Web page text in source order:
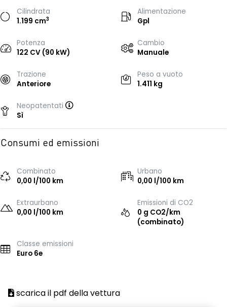
Cilindrata
1.199 cm3
Alimentazione
Gpl
Potenza
122 CV (90 kW)
Cambio
Manuale
Trazione
Anteriore
Peso a vuoto
1.411 kg
Neopatentati
Sì
Consumi ed emissioni
Combinato
0,00 l/100 km
Urbano
0,00 l/100 km
Extraurbano
0,00 l/100 km
Emissioni di CO2
0 g CO2/km
(combinato)
Classe emissioni
Euro 6e
scarica il pdf della vettura